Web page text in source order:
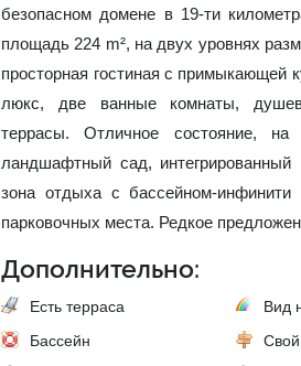
безопасном домене в 19-ти
площадь 224 m², на двух уровнях
просторная гостиная с примыкающей
люкс, две ванные комнаты,
террасы. Отличное состояние, на
ландшафтный сад,
зона отдыха с бассейном-
парковочных места. Редкое
Дополнительно:
Есть терраса
Вид
Бассейн